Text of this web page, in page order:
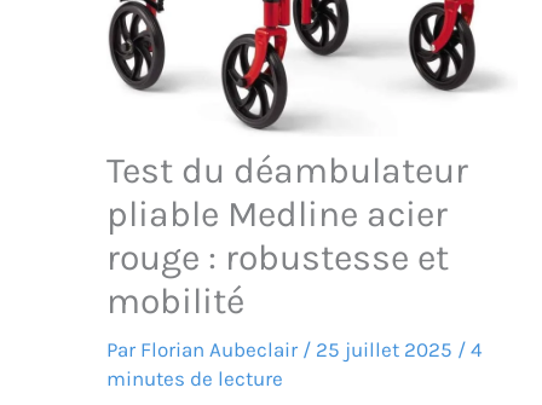
Test du déambulateur
pliable Medline acier
rouge : robustesse et
mobilité
Par Florian Aubeclair / 25 juillet 2025 / 4
minutes de lecture